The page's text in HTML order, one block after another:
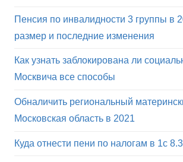
Пенсия по инвалидности 3 группы в
размер и последние изменения
Как узнать заблокирована ли
Москвича все способы
Обналичить региональный
Московская область в 2021
Куда отнести пени по налогам в 1с 8.3